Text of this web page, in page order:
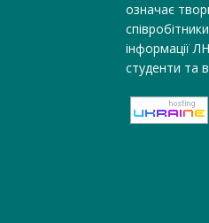
означає
інформації
студенти та